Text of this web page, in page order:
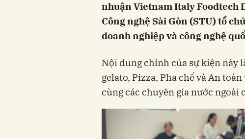
nhuận Vietnam Italy Foodtech
Công nghệ Sài Gòn (STU) tổ
doanh nghiệp và công nghệ
Nội dung chính của sự kiện này
gelato, Pizza, Pha chế và An
cùng các chuyên gia nước ngoài